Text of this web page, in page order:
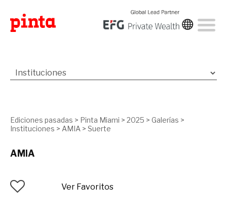
Ediciones pasadas > Pinta Miami > 2025 > Galerías >
Instituciones > AMIA > Suerte
AMIA
Ver Favoritos